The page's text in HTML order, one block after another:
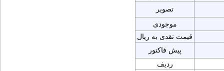
تصویر
موجودی
قیمت نقدی به ریال
پیش فاکتور
ردیف